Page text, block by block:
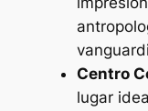
Centro
lugar